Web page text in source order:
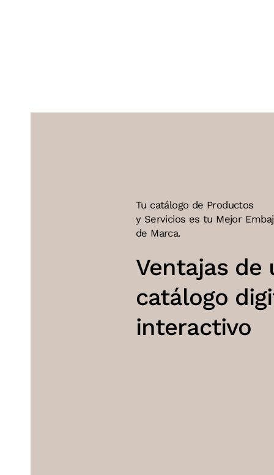
Tu catálogo de Productos
y Servicios es tu Mejor
de Marca.
Ventajas de
catálogo
interactivo